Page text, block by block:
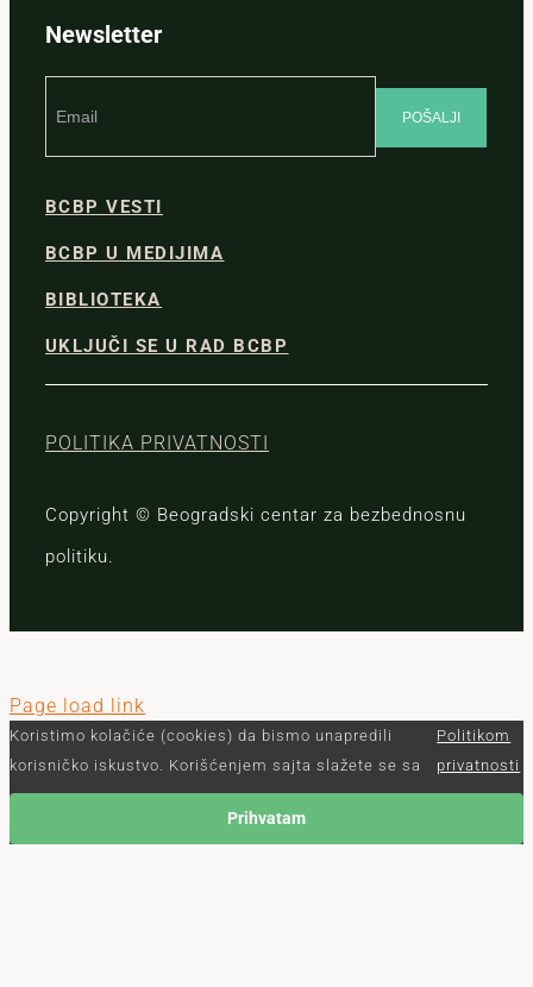
Newsletter
BCBP VESTI
BCBP U MEDIJIMA
BIBLIOTEKA
UKLJUČI SE U RAD BCBP
POLITIKA PRIVATNOSTI
Copyright © Beogradski centar za bezbednosnu
politiku.
Page load link
Koristimo kolačiće (cookies) da bismo unapredili
korisničko iskustvo. Korišćenjem sajta slažete se sa
Politikom
privatnosti
Prihvatam